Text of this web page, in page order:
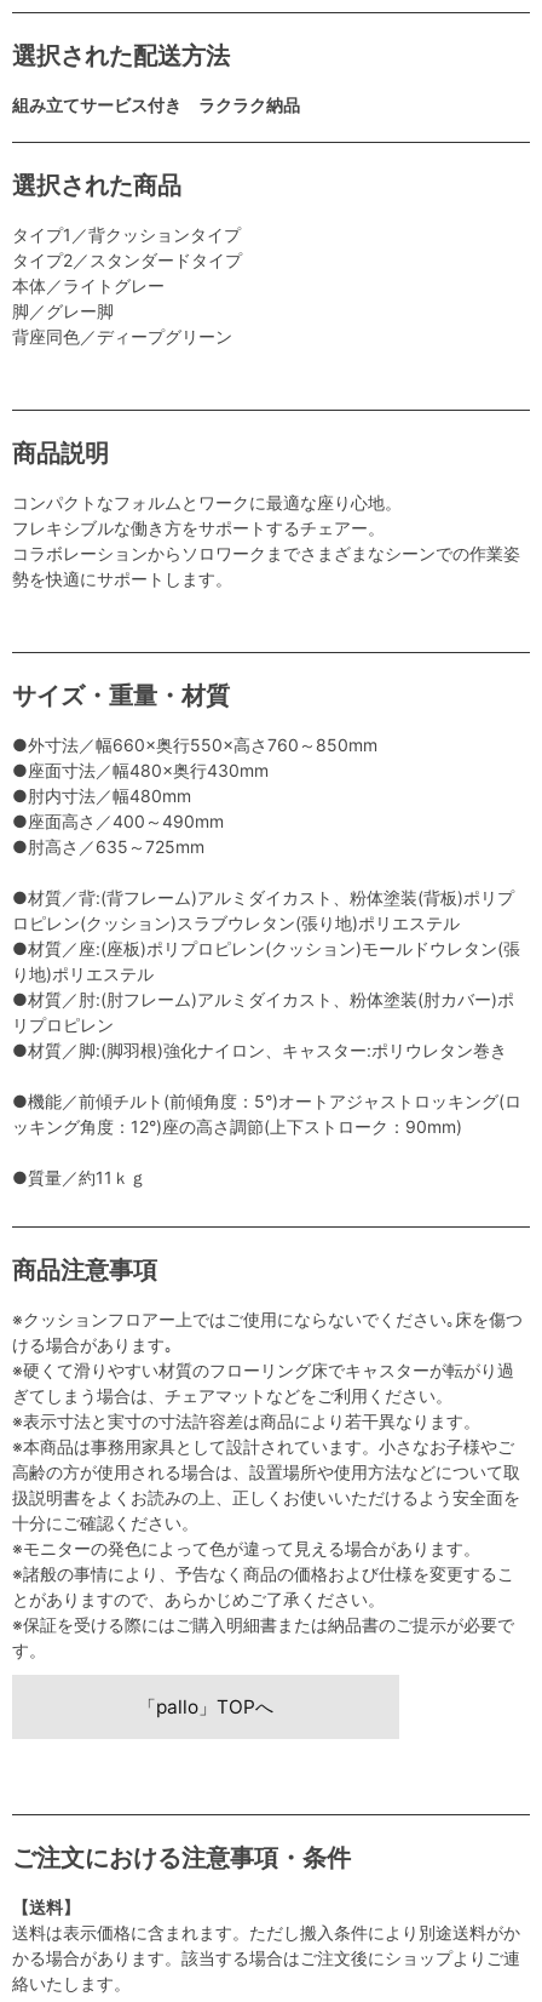
選択された配送方法
組み立てサービス付き ラクラク納品
選択された商品
タイプ1／背クッションタイプ
タイプ2／スタンダードタイプ
本体／ライトグレー
脚／グレー脚
背座同色／ディープグリーン
商品説明
コンパクトなフォルムとワークに最適な座り心地。
フレキシブルな働き方をサポートするチェアー。
コラボレーションからソロワークまでさまざまなシーンでの作業姿
勢を快適にサポートします。
サイズ・重量・材質
●外寸法／幅660×奥行550×高さ760～850mm
●座面寸法／幅480×奥行430mm
●肘内寸法／幅480mm
●座面高さ／400～490mm
●肘高さ／635～725mm
●材質／背:(背フレーム)アルミダイカスト、粉体塗装(背板)ポリプ
ロピレン(クッション)スラブウレタン(張り地)ポリエステル
●材質／座:(座板)ポリプロピレン(クッション)モールドウレタン(張
り地)ポリエステル
●材質／肘:(肘フレーム)アルミダイカスト、粉体塗装(肘カバー)ポ
リプロピレン
●材質／脚:(脚羽根)強化ナイロン、キャスター:ポリウレタン巻き
●機能／前傾チルト(前傾角度：5°)オートアジャストロッキング(ロ
ッキング角度：12°)座の高さ調節(上下ストローク：90mm)
●質量／約11ｋｇ
商品注意事項
※クッションフロアー上ではご使用にならないでください｡床を傷つ
ける場合があります｡
※硬くて滑りやすい材質のフローリング床でキャスターが転がり過
ぎてしまう場合は、チェアマットなどをご利用ください。
※表示寸法と実寸の寸法許容差は商品により若干異なります。
※本商品は事務用家具として設計されています。小さなお子様やご
高齢の方が使用される場合は、設置場所や使用方法などについて取
扱説明書をよくお読みの上、正しくお使いいただけるよう安全面を
十分にご確認ください。
※モニターの発色によって色が違って見える場合があります。
※諸般の事情により、予告なく商品の価格および仕様を変更するこ
とがありますので、あらかじめご了承ください。
※保証を受ける際にはご購入明細書または納品書のご提示が必要で
す。
「pallo」TOPへ
ご注文における注意事項・条件
【送料】
送料は表示価格に含まれます。ただし搬入条件により別途送料がか
かる場合があります。該当する場合はご注文後にショップよりご連
絡いたします。